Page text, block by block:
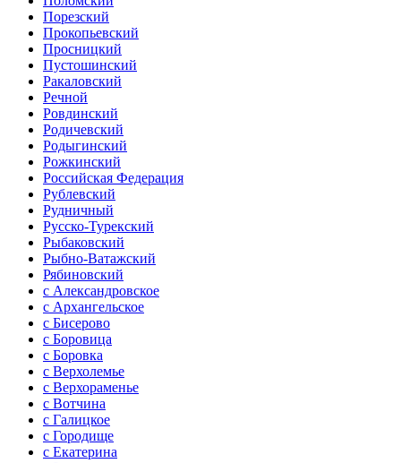
Порезский
Прокопьевский
Просницкий
Пустошинский
Ракаловский
Речной
Ровдинский
Родичевский
Родыгинский
Рожкинский
Российская Федерация
Рублевский
Рудничный
Русско-Турекский
Рыбаковский
Рыбно-Ватажский
Рябиновский
с Александровское
с Архангельское
с Бисерово
с Боровица
с Боровка
с Верхолемье
с Верхораменье
с Вотчина
с Галицкое
с Городище
с Екатерина